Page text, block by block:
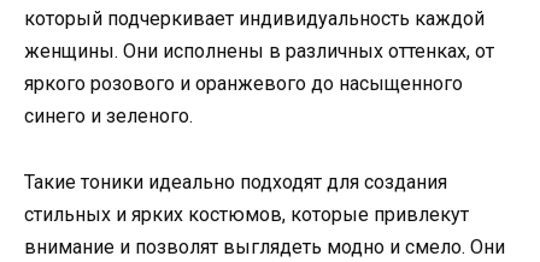
который подчеркивает индивидуальность каждой
женщины. Они исполнены в различных оттенках, от
яркого розового и оранжевого до насыщенного
синего и зеленого.
Такие тоники идеально подходят для создания
стильных и ярких костюмов, которые привлекут
внимание и позволят выглядеть модно и смело. Они